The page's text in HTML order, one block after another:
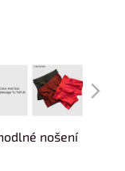
nošení